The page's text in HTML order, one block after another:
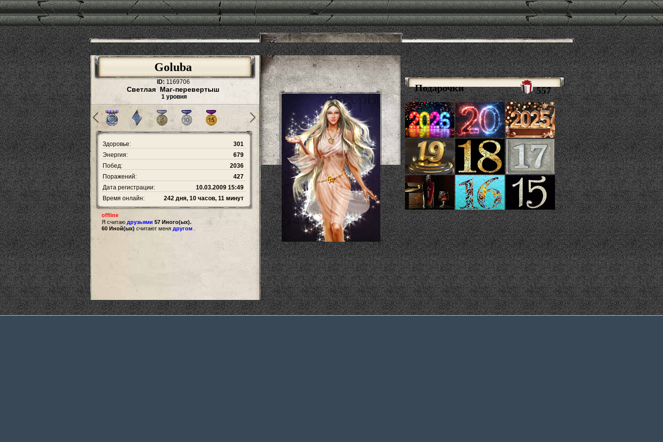
Goluba
ID: 1169706
Светлая Маг-перевертыш
1 уровня
Здоровье:
301
Энергия:
679
Побед:
2036
Поражений:
427
Дата регистрации:
10.03.2009 15:49
Время онлайн:
242 дня, 10 часов, 11 минут
offline
Я считаю друзьями 57 Иного(ых).
60 Иной(ых) считают меня другом
Подарочки 557